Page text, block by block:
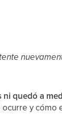
ni quedó a
y cómo